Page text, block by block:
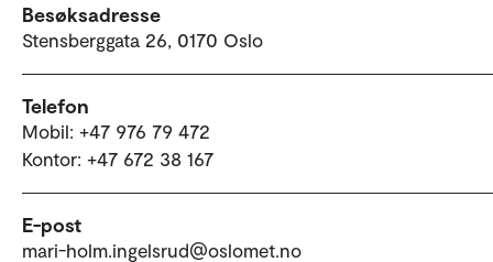
Besøksadresse
Stensberggata 26, 0170 Oslo
Telefon
Mobil: +47 976 79 472
Kontor: +47 672 38 167
E-post
mari-holm.ingelsrud@oslomet.no